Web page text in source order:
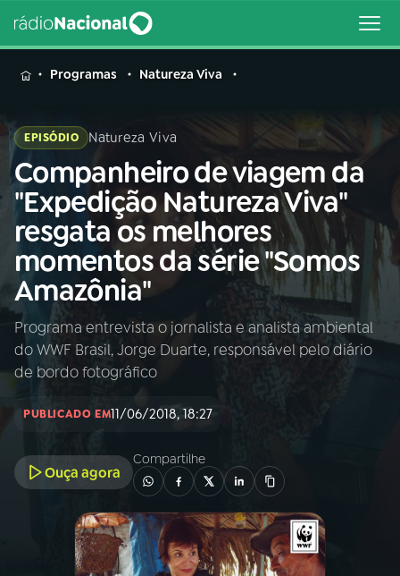
MENU
Buscar
na
Rádio
Nacional
Buscar
AO VIVO
01INÍCIO
A RÁDIO
PODCASTS
Programas Natureza Viva
EPISÓDIO Natureza Viva
Companheiro de viagem da
"Expedição Natureza Viva"
resgata os melhores
momentos da série "Somos
Amazônia"
Programa entrevista o jornalista e analista ambiental
do WWF Brasil, Jorge Duarte, responsável pelo diário
de bordo fotográfico
PUBLICADO EM11/06/2018, 18:27
Ouça agora
Compartilhe